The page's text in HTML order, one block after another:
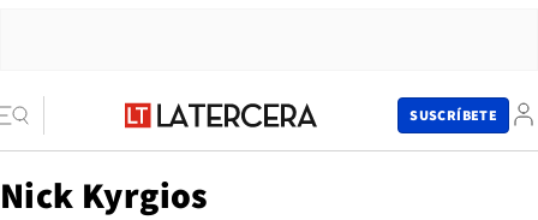
SUSCRÍBETE
Nick Kyrgios